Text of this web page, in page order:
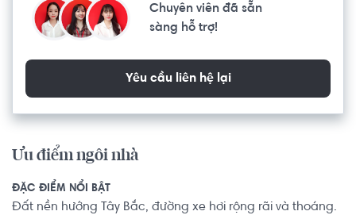
Chuyên viên đã sẵn
sàng hỗ trợ!
Yêu cầu liên hệ lại
Ưu điểm ngôi nhà
ĐẶC ĐIỂM NỔI BẬT
Đất nền hướng Tây Bắc, đường xe hơi rộng rãi và thoáng.